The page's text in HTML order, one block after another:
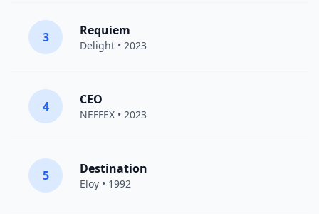
3 Requiem
Delight • 2023
4 CEO
NEFFEX • 2023
5 Destination
Eloy • 1992